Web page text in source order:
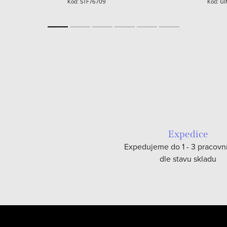
Expedice
Expedujeme do 1 - 3
dle stavu skladu